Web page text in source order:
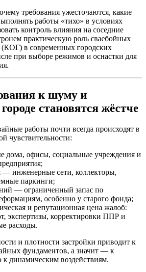
требования ужесточаются, какие
работы «тихо» в условиях
контроль влияния на соседние
практическую роль сваебойных
(КОГ) в современных городских
при выборе режимов и оснастки для
к шуму и
становятся жёстче
работы почти всегда происходят в
чувствительности:
офисы, социальные учреждения и
— инженерные сети, коллекторы,
паркинги;
— ограниченный запас по
особенно у старого фонда;
и репутационная цена жалоб:
экспертизы, корректировки ППР и
расходы.
и плотности застройки приводит к
фундаментов, а значит — к
динамическим воздействиям.